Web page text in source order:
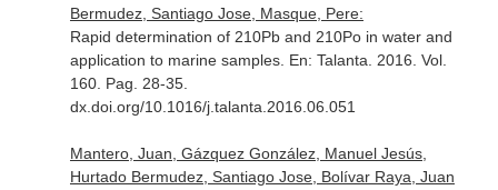
Bermudez, Santiago Jose, Masque, Pere:
Rapid determination of 210Pb and 210Po in water and
application to marine samples. En: Talanta . 2016. Vol.
160. Pag. 28-35.
dx.doi.org/10.1016/j.talanta.2016.06.051
Mantero, Juan, Gázquez González, Manuel Jesús,
Hurtado Bermudez, Santiago Jose, Bolívar Raya, Juan